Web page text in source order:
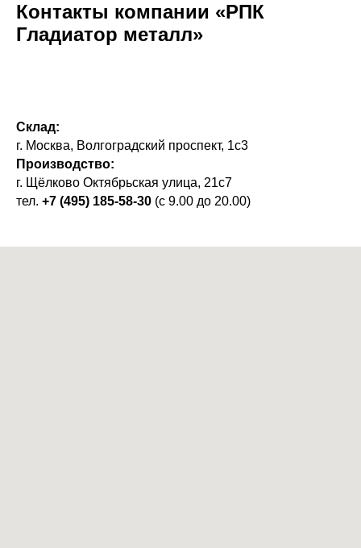
Контакты компании «РПК
Гладиатор металл»
Склад:
г. Москва, Волгоградский проспект, 1с3
Производство:
г. Щёлково Октябрьская улица, 21с7
тел. +7 (495) 185-58-30 (с 9.00 до 20.00)